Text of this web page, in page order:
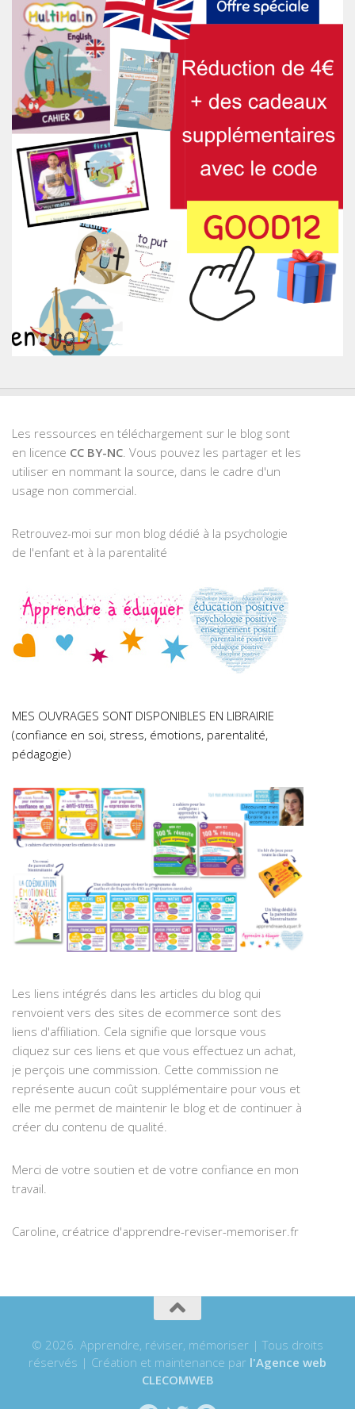
Les ressources en téléchargement sur le blog sont
en licence CC BY-NC. Vous pouvez les partager et les
utiliser en nommant la source, dans le cadre d'un
usage non commercial.
Retrouvez-moi sur mon blog dédié à la psychologie
de l'enfant et à la parentalité
MES OUVRAGES SONT DISPONIBLES EN LIBRAIRIE
(confiance en soi, stress, émotions, parentalité,
pédagogie)
Les liens intégrés dans les articles du blog qui
renvoient vers des sites de ecommerce sont des
liens d'affiliation. Cela signifie que lorsque vous
cliquez sur ces liens et que vous effectuez un achat,
je perçois une commission. Cette commission ne
représente aucun coût supplémentaire pour vous et
elle me permet de maintenir le blog et de continuer à
créer du contenu de qualité.
Merci de votre soutien et de votre confiance en mon
travail.
Caroline, créatrice d'apprendre-reviser-memoriser.fr
© 2026. Apprendre, réviser, mémoriser | Tous droits
réservés | Création et maintenance par l'Agence web
CLECOMWEB